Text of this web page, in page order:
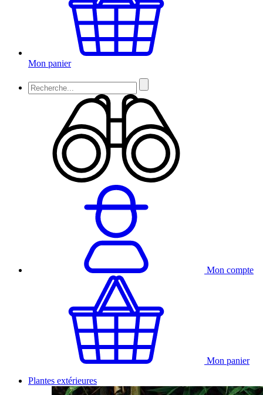
Mon panier
Mon compte
Mon panier
Plantes extérieures